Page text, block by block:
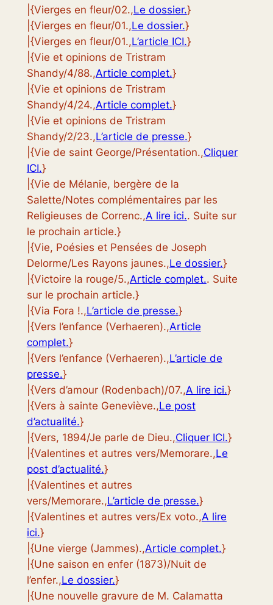
|{Vierges en fleur/02.,Le dossier.}
|{Vierges en fleur/01.,Le dossier.}
|{Vierges en fleur/01.,L’article ICI.}
|{Vie et opinions de Tristram
Shandy/4/88.,Article complet.}
|{Vie et opinions de Tristram
Shandy/4/24.,Article complet.}
|{Vie et opinions de Tristram
Shandy/2/23.,L’article de presse.}
|{Vie de saint George/Présentation.,Cliquer
ICI.}
|{Vie de Mélanie, bergère de la
Salette/Notes complémentaires par les
Religieuses de Correnc.,A lire ici.. Suite sur
le prochain article.}
|{Vie, Poésies et Pensées de Joseph
Delorme/Les Rayons jaunes.,Le dossier.}
|{Victoire la rouge/5.,Article complet.. Suite
sur le prochain article.}
|{Via Fora !.,L’article de presse.}
|{Vers l’enfance (Verhaeren).,Article
complet.}
|{Vers l’enfance (Verhaeren).,L’article de
presse.}
|{Vers d’amour (Rodenbach)/07.,A lire ici.}
|{Vers à sainte Geneviève.,Le post
d’actualité.}
|{Vers, 1894/Je parle de Dieu.,Cliquer ICI.}
|{Valentines et autres vers/Memorare.,Le
post d’actualité.}
|{Valentines et autres
vers/Memorare.,L’article de presse.}
|{Valentines et autres vers/Ex voto.,A lire
ici.}
|{Une vierge (Jammes).,Article complet.}
|{Une saison en enfer (1873)/Nuit de
l’enfer.,Le dossier.}
|{Une nouvelle gravure de M. Calamatta